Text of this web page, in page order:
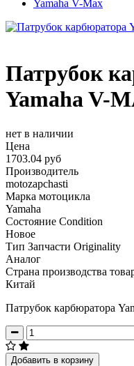
Yamaha V-Max
Патрубок
Yamaha V-
нет в наличии
Цена
1703.04 руб
Производитель
motozapchasti
Марка мотоцикла
Yamaha
Состояние Condition
Новое
Тип Запчасти Originality
Аналог
Страна производства
Китай
Патрубок карбюратора
Добавить в корзину